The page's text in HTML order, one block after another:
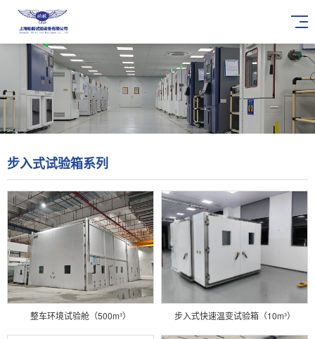
步入式试验箱系列
整车环境试验舱（500m³） 步入式快速温变试验箱（10m³）